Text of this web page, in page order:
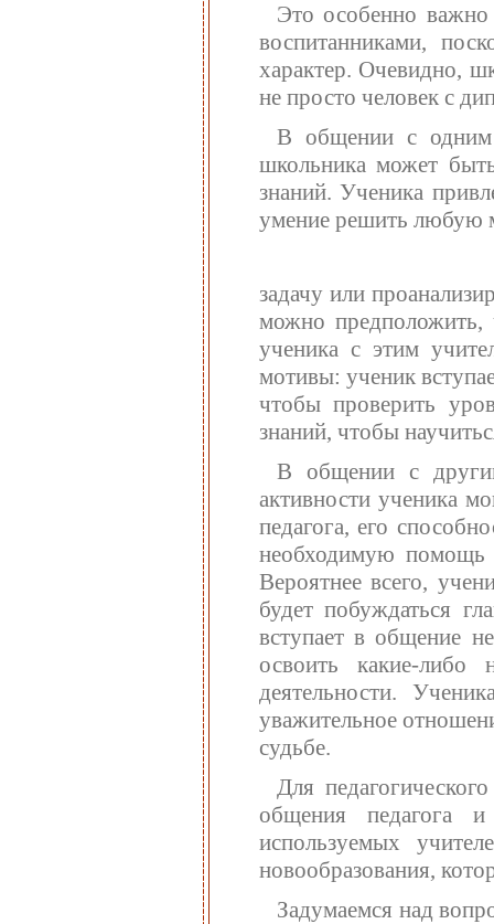
Это особенно важно
воспитанниками,
характер. Очевидно,
не просто человек с
В общении с одним
школьника может
знаний. Ученика
умение решить любую
задачу или
можно предположить,
ученика с этим
мотивы: ученик
чтобы проверить
знаний, чтобы
В общении с
активности ученика
педагога, его
необходимую помощь
Вероятнее всего,
будет побуждаться
вступает в общение
освоить какие-либо
деятельности.
уважительное
судьбе.
Для
общения педагога и
используемых
новообразования,
Задумаемся над